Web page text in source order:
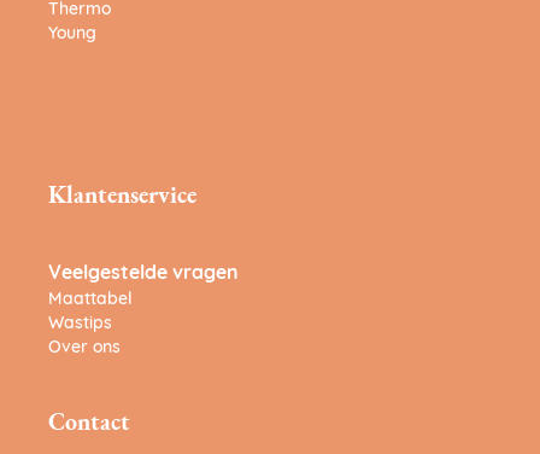
Thermo
Young
Klantenservice
Veelgestelde vragen
Maattabel
Wastips
Over ons
Contact